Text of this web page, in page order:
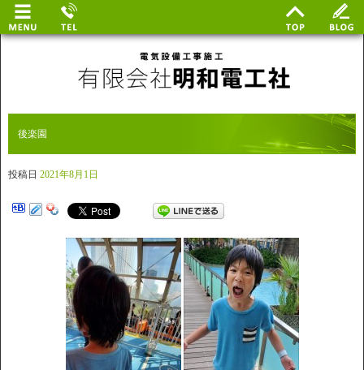
後楽園
投稿日 2021年8月1日